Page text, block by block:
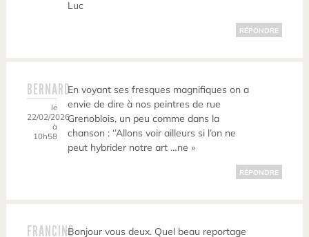
Luc
RÉPONDRE
BERNARD
le
22/02/2026
à
10h58
En voyant ses fresques magnifiques on a
envie de dire à nos peintres de rue
Grenoblois, un peu comme dans la
chanson : ‘’Allons voir ailleurs si l’on ne
peut hybrider notre art …ne »
RÉPONDRE
FRANCINEBonjour vous deux. Quel beau reportage